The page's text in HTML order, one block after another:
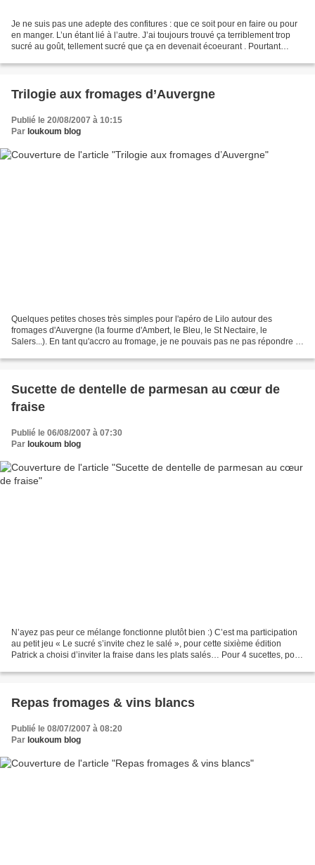
Je ne suis pas une adepte des confitures : que ce soit pour en faire ou pour
en manger. L’un étant lié à l’autre. J’ai toujours trouvé ça terriblement trop
sucré au goût, tellement sucré que ça en devenait écoeurant . Pourtant
Trilogie aux fromages d’Auvergne
Publié le 20/08/2007 à 10:15
Par loukoum blog
Quelques petites choses très simples pour l'apéro de Lilo autour des
fromages d'Auvergne (la fourme d'Ambert, le Bleu, le St Nectaire, le
Salers...). En tant qu'accro au fromage, je ne pouvais pas ne pas répondre à
Sucette de dentelle de parmesan au cœur de
fraise
Publié le 06/08/2007 à 07:30
Par loukoum blog
N’ayez pas peur ce mélange fonctionne plutôt bien :) C’est ma participation
au petit jeu « Le sucré s’invite chez le salé », pour cette sixième édition
Patrick a choisi d’inviter la fraise dans les plats salés… Pour 4 sucettes, pour
Repas fromages & vins blancs
Publié le 08/07/2007 à 08:20
Par loukoum blog